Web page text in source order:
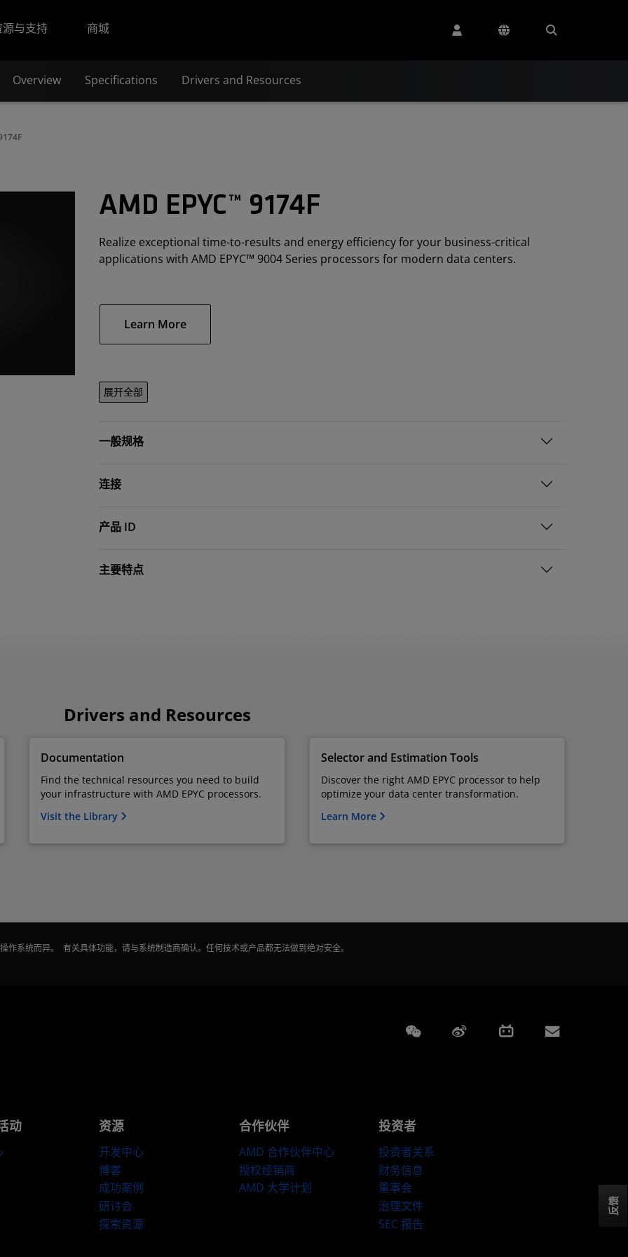
源与支持 商城
Overview Specifications Drivers and Resources
AMD EPYC™ 9174F
Realize exceptional time-to-results and energy efficiency for your business-critical
applications with AMD EPYC™ 9004 Series processors for modern data centers.
Learn More
展开全部
一般规格
连接
产品 ID
主要特点
Drivers and Resources
Documentation
Find the technical resources you need to build
your infrastructure with AMD EPYC processors.
Visit the Library
Selector and Estimation Tools
Discover the right AMD EPYC processor to help
optimize your data center transformation.
Learn More
系统而异。 有关具体功能，请与系统制造商确认。任何技术或产品都无法做到绝对安全。
Weixin Weibo Bilibili
动 资源
开发中心
博客
成功案例
研讨会
探索资源
合作伙伴
AMD 合作伙伴中心
授权经销商
AMD 大学计划
投资者
投资者关系
财务信息
董事会
治理文件
SEC 报告
反馈